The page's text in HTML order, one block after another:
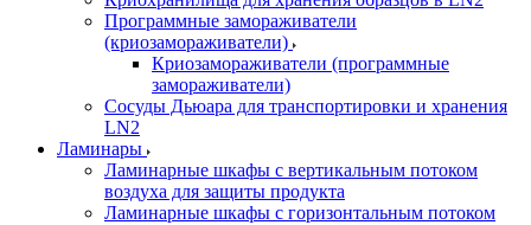
Программные замораживатели
(криозамораживатели)
Криозамораживатели (программные
замораживатели)
Сосуды Дьюара для транспортировки и хранения
LN2
Ламинары
Ламинарные шкафы с вертикальным потоком
воздуха для защиты продукта
Ламинарные шкафы с горизонтальным потоком